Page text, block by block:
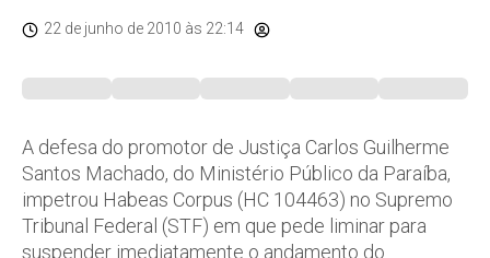
22 de junho de 2010 às 22:14
A defesa do promotor de Justiça Carlos Guilherme
Santos Machado, do Ministério Público da Paraíba,
impetrou Habeas Corpus (HC 104463) no Supremo
Tribunal Federal (STF) em que pede liminar para
suspender imediatamente o andamento do